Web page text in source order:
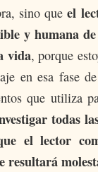
sino queel
y humana
vida, porque
en esa fase
que utiliza
todas
el lector
resultará